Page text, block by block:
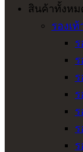
สินค้าทั้งหม
รองเ